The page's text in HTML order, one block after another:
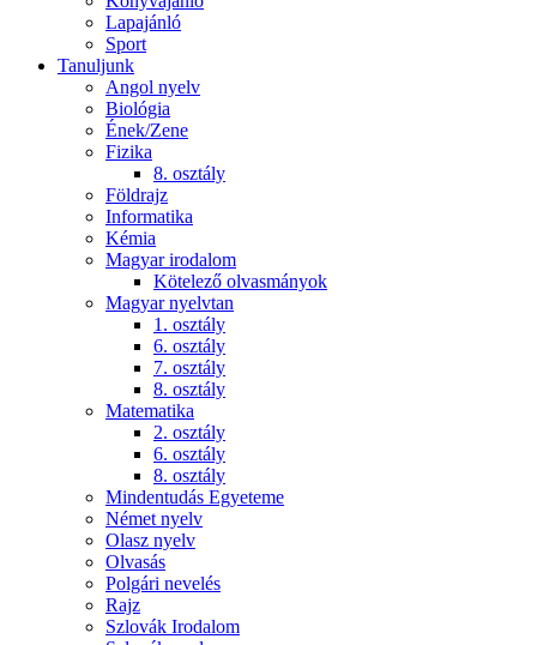
Lapajánló
Sport
Tanuljunk
Angol nyelv
Biológia
Ének/Zene
Fizika
8. osztály
Földrajz
Informatika
Kémia
Magyar irodalom
Kötelező olvasmányok
Magyar nyelvtan
1. osztály
6. osztály
7. osztály
8. osztály
Matematika
2. osztály
6. osztály
8. osztály
Mindentudás Egyeteme
Német nyelv
Olasz nyelv
Olvasás
Polgári nevelés
Rajz
Szlovák Irodalom